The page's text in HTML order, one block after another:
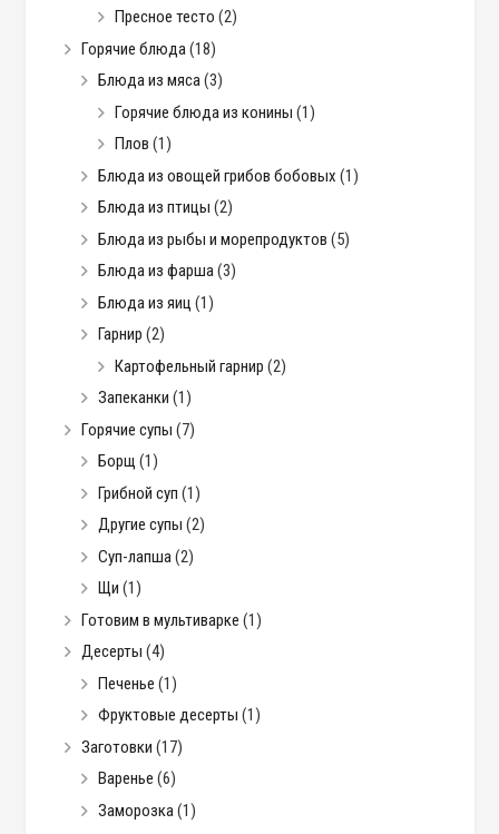
Пресное тесто (2)
Горячие блюда(18)
Блюда из мяса(3)
Горячие блюда из конины (1)
Плов (1)
Блюда из овощей грибов бобовых (1)
Блюда из птицы (2)
Блюда из рыбы и морепродуктов (5)
Блюда из фарша(3)
Блюда из яиц (1)
Гарнир (2)
Картофельный гарнир (2)
Запеканки (1)
Горячие супы (7)
Борщ (1)
Грибной суп (1)
Другие супы (2)
Суп-лапша(2)
Щи (1)
Готовим в мультиварке (1)
Десерты (4)
Печенье (1)
Фруктовые десерты (1)
Заготовки (17)
Варенье (6)
Заморозка(1)